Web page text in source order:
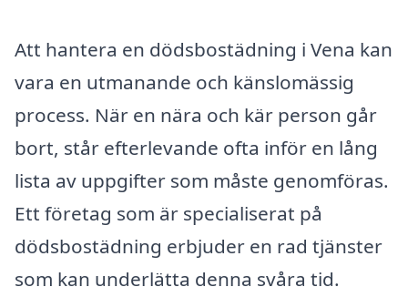
Att hantera en dödsbostädning i Vena kan
vara en utmanande och känslomässig
process. När en nära och kär person går
bort, står efterlevande ofta inför en lång
lista av uppgifter som måste genomföras.
Ett företag som är specialiserat på
dödsbostädning erbjuder en rad tjänster
som kan underlätta denna svåra tid.